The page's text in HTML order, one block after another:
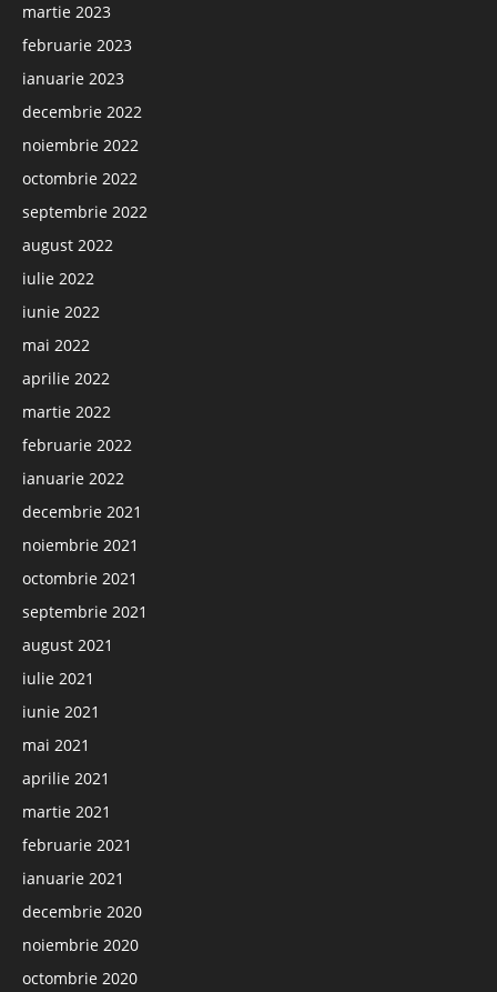
martie 2023
februarie 2023
ianuarie 2023
decembrie 2022
noiembrie 2022
octombrie 2022
septembrie 2022
august 2022
iulie 2022
iunie 2022
mai 2022
aprilie 2022
martie 2022
februarie 2022
ianuarie 2022
decembrie 2021
noiembrie 2021
octombrie 2021
septembrie 2021
august 2021
iulie 2021
iunie 2021
mai 2021
aprilie 2021
martie 2021
februarie 2021
ianuarie 2021
decembrie 2020
noiembrie 2020
octombrie 2020